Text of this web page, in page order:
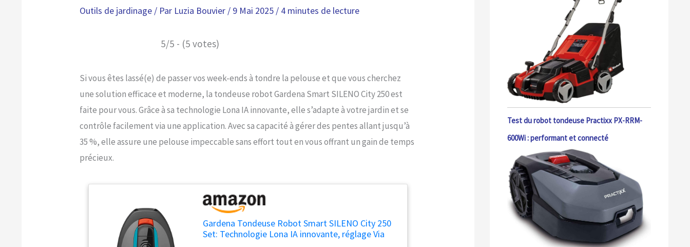
Outils de jardinage / Par Luzia Bouvier / 9 Mai 2025 / 4 minutes de lecture
5/5 - (5 votes)
Si vous êtes lassé(e) de passer vos week-ends à tondre la pelouse et que vous cherchez
une solution efficace et moderne, la tondeuse robot Gardena Smart SILENO City 250 est
faite pour vous. Grâce à sa technologie Lona IA innovante, elle s’adapte à votre jardin et se
contrôle facilement via une application. Avec sa capacité à gérer des pentes allant jusqu’à
35 %, elle assure une pelouse impeccable sans effort tout en vous offrant un gain de temps
précieux.
Gardena Tondeuse Robot Smart SILENO City 250
Set: Technologie Lona IA innovante, réglage Via
Test du robot tondeuse Practixx PX-RRM-
600Wi : performant et connecté